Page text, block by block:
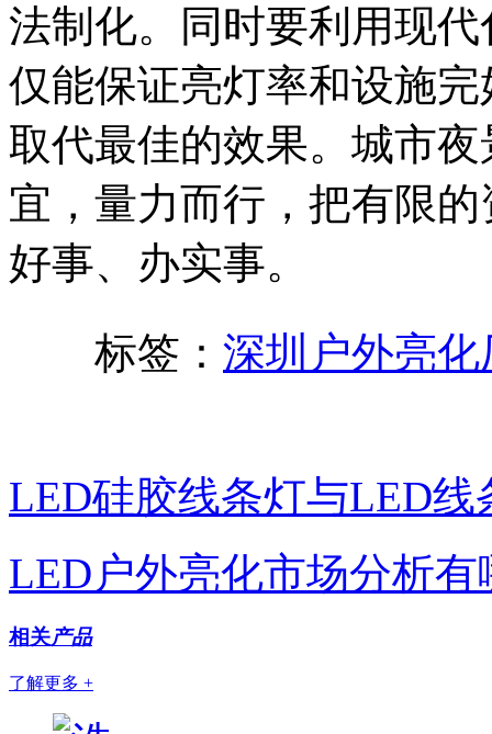
法制化。同时要利用现
仅能保证亮灯率和设施
取代最佳的效果。城市
宜，量力而行，把有限
好事、办实事。
标签： 深圳户外亮化
LED硅胶线条灯与LED线
LED户外亮化市场分析有
相关产品
了解更多 +